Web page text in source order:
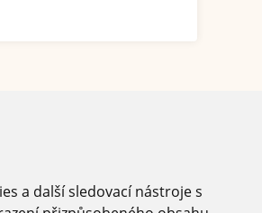
a další sledovací nástroje s